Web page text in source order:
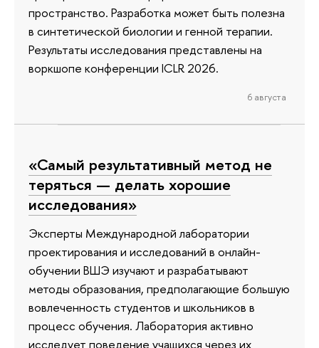
пространство. Разработка может быть полезна
в синтетической биологии и генной терапии.
Результаты исследования представлены на
воркшопе конференции ICLR 2026.
6 августа
«Самый результативный метод не
теряться — делать хорошие
исследования»
Эксперты Международной лаборатории
проектирования и исследований в онлайн-
обучении ВШЭ изучают и разрабатывают
методы образования, предполагающие большую
вовлеченность студентов и школьников в
процесс обучения. Лаборатория активно
исследует поведение учащихся через их